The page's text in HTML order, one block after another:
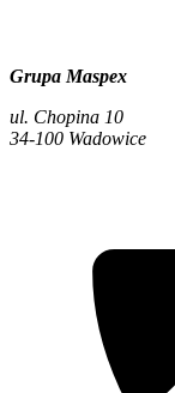
Grupa Maspex
ul. Chopina 10
34-100 Wadowice